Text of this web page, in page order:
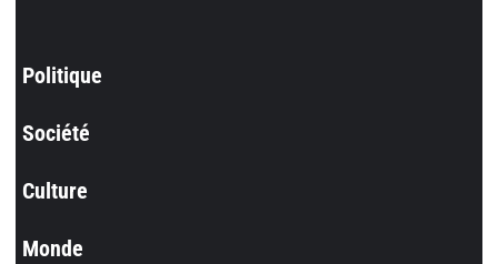
Politique
Société
Culture
Monde